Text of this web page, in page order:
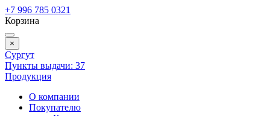
+7 996 785 0321
Корзина
×
Сургут
Пункты выдачи: 37
Продукция
О компании
Покупателю